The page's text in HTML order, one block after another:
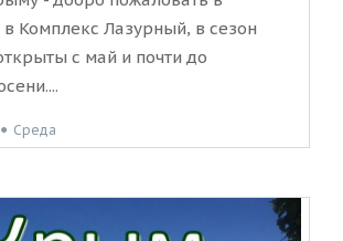
в Комплекс Лазурный, в сезон
с май и почти до
● Среда